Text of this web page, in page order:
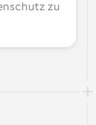
zu